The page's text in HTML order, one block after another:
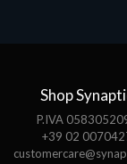
Shop
P.IVA
+39 02